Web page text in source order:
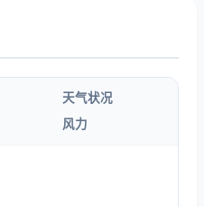
天气状况
风力